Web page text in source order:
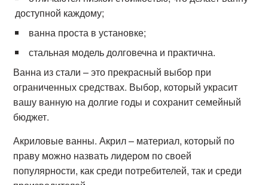
доступной каждому;
ванна проста в установке;
стальная модель долговечна и практична.
Ванна из стали – это прекрасный выбор при
ограниченных средствах. Выбор, который украсит
вашу ванную на долгие годы и сохранит семейный
бюджет.
Акриловые ванны. Акрил – материал, который по
праву можно назвать лидером по своей
популярности, как среди потребителей, так и среди